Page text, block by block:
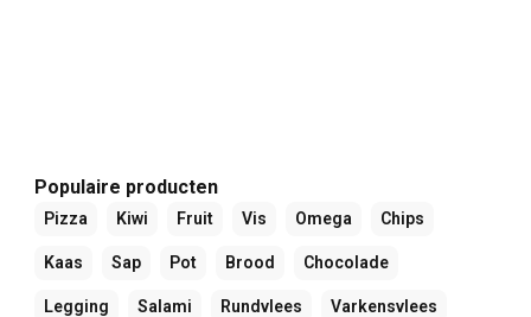
Populaire producten
Pizza Kiwi Fruit Vis Omega Chips
Kaas Sap Pot Brood Chocolade
Legging Salami Rundvlees Varkensvlees